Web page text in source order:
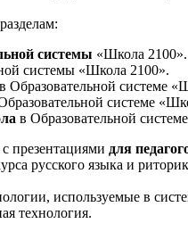
системы «Школа 2100».
системы «Школа 2100».
Образовательной системе
системе
в Образовательной
презентациями для
русского языка и
используемые в
технология.